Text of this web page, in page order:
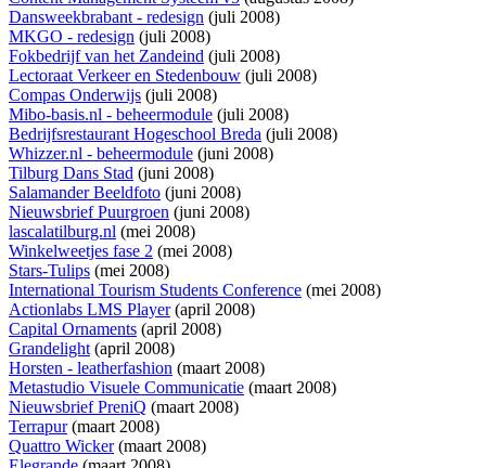
Dansweekbrabant - redesign (juli 2008)
MKGO - redesign (juli 2008)
Fokbedrijf van het Zandeind (juli 2008)
Lectoraat Verkeer en Stedenbouw (juli 2008)
Compas Onderwijs (juli 2008)
Mibo-basis.nl - beheermodule (juli 2008)
Bedrijfsrestaurant Hogeschool Breda (juli 2008)
Whizzer.nl - beheermodule (juni 2008)
Tilburg Dans Stad (juni 2008)
Salamander Beeldfoto (juni 2008)
Nieuwsbrief Puurgroen (juni 2008)
lascalatilburg.nl (mei 2008)
Winkelweetjes fase 2 (mei 2008)
Stars-Tulips (mei 2008)
International Tourism Students Conference (mei 2008)
Actionlabs LMS Player(april 2008)
Capital Ornaments (april 2008)
Grandelight(april 2008)
Horsten - leatherfashion (maart 2008)
Metastudio Visuele Communicatie (maart 2008)
Nieuwsbrief PreniQ (maart 2008)
Terrapur(maart 2008)
Quattro Wicker(maart 2008)